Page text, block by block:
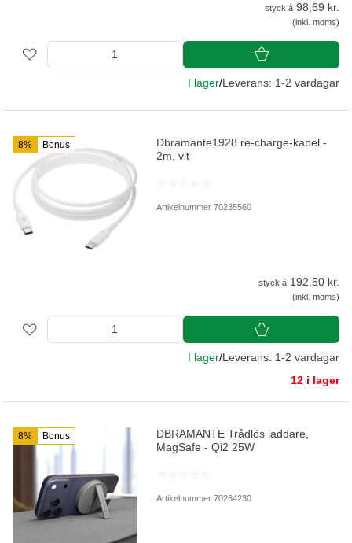
styck á 98,69 kr.
(inkl. moms)
I lager/Leverans: 1-2 vardagar
8% Bonus
Dbramante1928 re-charge-kabel -
2m, vit
Artikelnummer 70235560
styck á 192,50 kr.
(inkl. moms)
I lager/Leverans: 1-2 vardagar
12 i lager
8% Bonus
DBRAMANTE Trådlös laddare,
MagSafe - Qi2 25W
Artikelnummer 70264230